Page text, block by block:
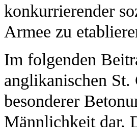
konkurrierender
Armee zu
Im folgenden
anglikanischen St.
besonderer
Männlichkeit dar.